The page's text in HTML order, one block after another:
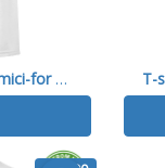
Gli animali sono miei amici-for kids T-